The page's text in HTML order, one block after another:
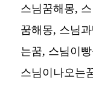
스님꿈해몽,
꿈해몽, 스님
는꿈, 스님이
스님이나오는